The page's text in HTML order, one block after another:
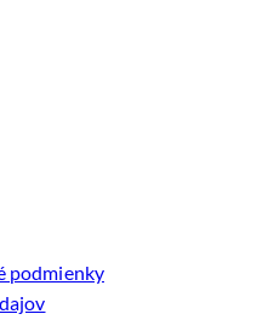
podmienky